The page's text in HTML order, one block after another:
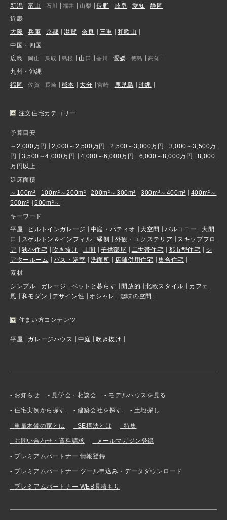
新潟
富山 石川 福井 山梨 長野 岐阜 愛知
静岡
近畿
大阪
兵庫 京都 滋賀 奈良 三重
和歌山
中国・四国
広島
岡山 鳥取 島根 山口 香川 愛媛 徳島 高知
九州・沖縄
福岡
佐賀 長崎 熊本 大分 宮崎 鹿児島 沖縄
注文住宅カテゴリー
予算目安
～2,000万円
2,000～2,500万円 2,500～3,000万円
3,000～3,500万
円
3,500～4,000万円 4,000～6,000万円 6,000～8,000万円
8,000
万円以上
延床面積
～100m²
100m²～200m² 200m²～300m² 300m²～400m²
400m²～
500m²
500m²～
キーワード
平屋
ビルトインガレージ 中庭・パティオ 大空間 バルコニー
大開
口
スケルトン＆インフィル 縁側 外観・エクステリア
スキップフロ
ア
狭小住宅 吹き抜け 土間 子供部屋 二世帯住宅 都市型住宅
シ
アタールーム
バス・浴室 洗面所 店舗併用住宅
集合住宅
素材
シンプル
ガレージ ペットと暮らす 開放的 北欧スタイル
カフェ
風
和モダン デザイン性 オシャレ 趣味の空間
住まい方コンテンツ
平屋 ガレージハウス 中庭 吹き抜け
お知らせ 見学会・相談会 モデルハウスを見る
住宅実例から探す 建築会社を探す 土地探し
重量木骨の家とは SE構法とは 特集
お問い合わせ・資料請求 メールマガジン登録
プレミアムパートナー 情報登録
プレミアムパートナー ツール申込み・データダウンロード
プレミアムパートナー WEB見積もり